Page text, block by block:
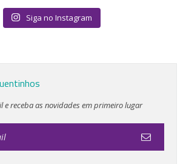
Siga no Instagram
e receba as novidades em primeiro lugar